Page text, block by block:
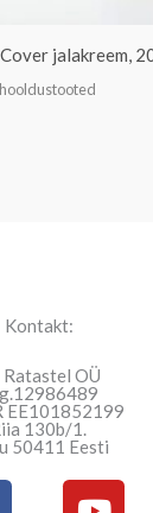
jalakreem,
Kontakt:
Ratastel OÜ
EE101852199
130b/1.
50411 Eesti
Y